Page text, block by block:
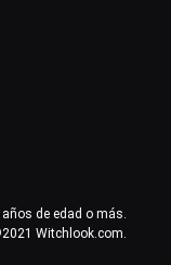
de edad o más.
Witchlook.com.